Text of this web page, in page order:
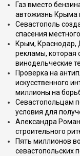
Газ вместо
автожизнь Крыма
Севастополь
спасения
Крым, Краснодар,
рекламы, которая
винодельческие
Проверка на
искусственного
миллионы на
Севастопольцам
условия для
Александра
строительного
Пять миллионов
севастопольских